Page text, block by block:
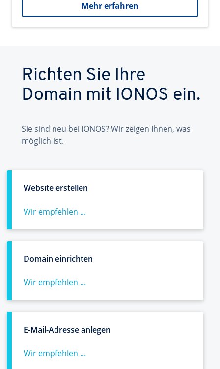
Mehr erfahren
Richten Sie Ihre
Domain mit IONOS ein.
Sie sind neu bei IONOS? Wir zeigen Ihnen, was
möglich ist.
Website erstellen
Wir empfehlen ...
Domain einrichten
Wir empfehlen ...
E-Mail-Adresse anlegen
Wir empfehlen ...